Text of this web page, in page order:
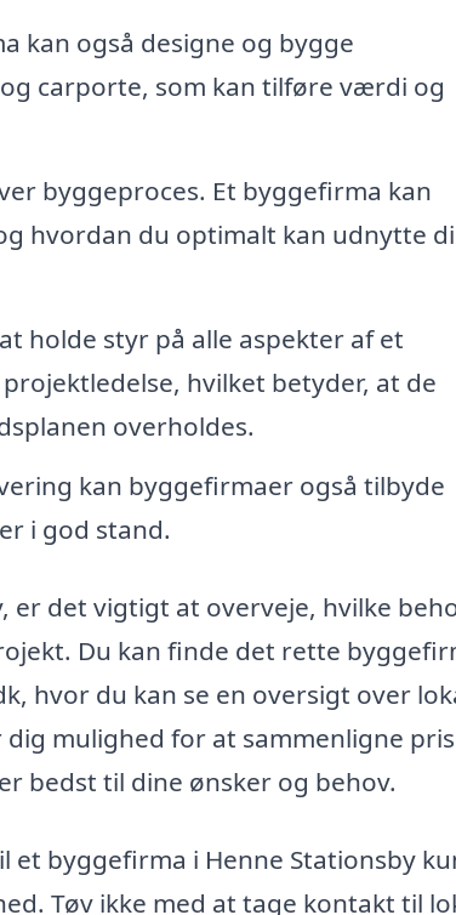
kan også designe og bygge
carporte, som kan tilføre værdi og
byggeproces. Et byggefirma kan
hvordan du optimalt kan udnytte
holde styr på alle aspekter af et
hvilket betyder, at de
overholdes.
kan byggefirmaer også tilbyde
i god stand.
det vigtigt at overveje, hvilke
Du kan finde det rette
hvor du kan se en oversigt over
mulighed for at sammenligne
bedst til dine ønsker og behov.
byggefirma i Henne Stationsby
Tøv ikke med at tage kontakt til